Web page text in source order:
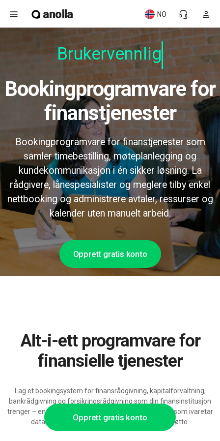
menu anolla person
headset_mic
NO
Brukervennlig
Bookingprogramvare for
finanstjenester
Bookingprogramvare for finanstjenester som
samler timebestilling, møteplanlegging og
kundekommunikasjon i én sikker løsning. La
rådgivere, lånespesialister og meglere tilby enkel
nettbooking og administrere avtaler, ressurser og
kalender uten manuelt arbeid.
Opprett gratis konto
Opprett gratis konto
Alt-i-ett programvare for
finansielle tjenester
Lag et bookingsystem for finansrådgivning, kapitalforvaltning,
bankrådgivning og forsikringsrådgivning som din finansinstitusjon
trenger – en modulær plattform med konfigurasjoner som ivaretar
datasikkerhet, integrasjoner og voksende AI-støtte.